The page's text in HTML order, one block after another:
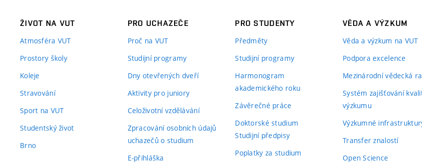
ŽIVOT NA VUT
Atmosféra VUT
Prostory školy
Koleje
Stravování
Sport na VUT
Studentský život
Brno
PRO UCHAZEČE
Proč na VUT
Studijní programy
Dny otevřených dveří
Aktivity pro juniory
Celoživotní vzdělávání
Zpracování osobních údajů
uchazečů o studium
E-přihláška
PRO STUDENTY
Předměty
Studijní programy
Harmonogram
akademického roku
Závěrečné práce
Doktorské studium
Studijní předpisy
Poplatky za studium
VĚDA A VÝZKUM
Věda a výzkum na VUT
Podpora excelence
Mezinárodní vědecká
Systém zajišťování
výzkumu
Výzkumné
Transfer znalostí
Open Science